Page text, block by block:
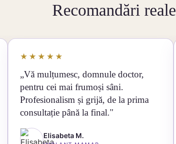
Recomandări reale
★★★★★
„Vă mulțumesc, domnule doctor,
pentru cei mai frumoși sâni.
Profesionalism și grijă, de la prima
consultație până la final."
Elisabeta M.